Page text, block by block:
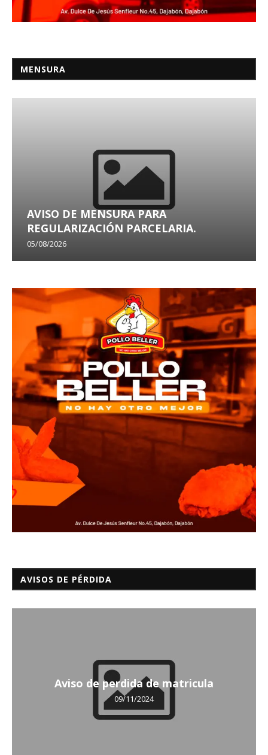
MENSURA
AVISO DE MENSURA PARA
REGULARIZACIÓN PARCELARIA.
05/08/2026
AVISOS DE PÉRDIDA
Aviso de perdida de matricula
09/11/2024